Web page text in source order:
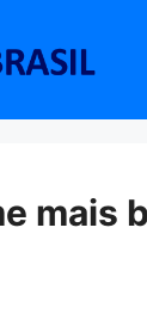
mais